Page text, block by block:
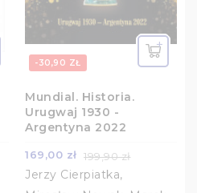
-30,90 ZŁ
Mundial. Historia.
Urugwaj 1930 -
Argentyna 2022
169,00 zł 199,90 zł
Jerzy Cierpiatka,